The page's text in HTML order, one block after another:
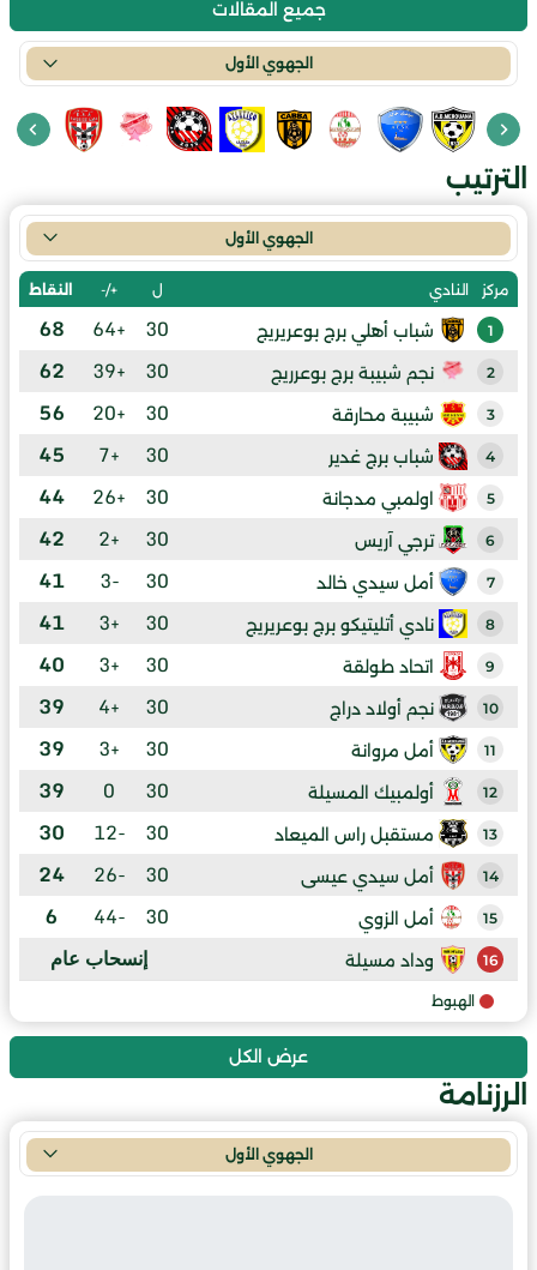
جميع المقالات
الجهوي الأول
الترتيب
الجهوي الأول
مركز النادي ل +/- النقاط
1 شباب أهلي برج بوعريريج 30
+64
68
2 نجم شبيبة برج بوعرريج 30
+39
62
3 شبيبة محارقة 30
+20
56
4 شباب برج غدير 30
+7
45
5 اولمبي مدجانة 30
+26
44
6 ترجي آريس 30
+2
42
7 أمل سيدي خالد 30
-3
41
8 نادي أتليتيكو برج بوعريريج 30
+3
41
9 اتحاد طولقة 30
+3
40
10 نجم أولاد دراج 30
+4
39
11 أمل مروانة 30
+3
39
12 أولمبيك المسيلة 30
0
39
13 مستقبل راس الميعاد 30
-12
30
14 أمل سيدي عيسى 30
-26
24
15 أمل الزوي 30
-44
6
16 وداد مسيلة إنسحاب عام
الهبوط
عرض الكل
الرزنامة
الجهوي الأول